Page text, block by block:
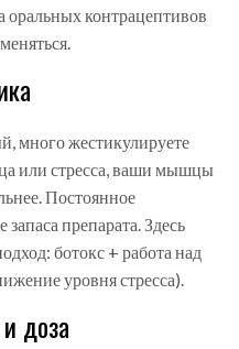
оральных контрацептивов
много жестикулируете
или стресса, ваши мышцы
Постоянное
препарата. Здесь
ботокс + работа над
уровня стресса).
доза